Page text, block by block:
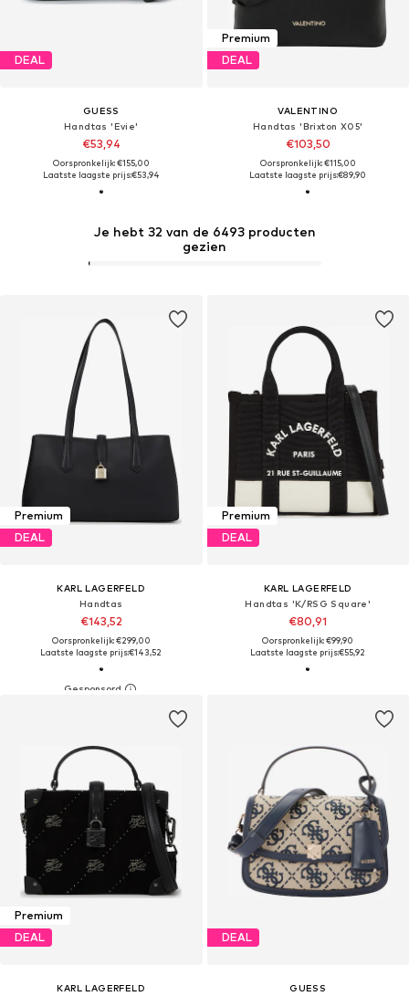
DEAL
GUESS
Handtas 'Evie'
€53,94
Oorspronkelijk: €155,00
Laatste laagste prijs:€53,94
Premium
DEAL
VALENTINO
Handtas 'Brixton X05'
€103,50
Oorspronkelijk: €115,00
Laatste laagste prijs:€89,90
Premium
DEAL
KARL LAGERFELD
Handtas
€143,52
Oorspronkelijk: €299,00
Laatste laagste prijs:€143,52
Je hebt 32 van de 6493 producten
gezien
Premium
DEAL
KARL LAGERFELD
Handtas 'K/RSG Square'
€80,91
Oorspronkelijk: €99,90
Laatste laagste prijs:€55,92
Premium
DEAL
KARL LAGERFELD
DEAL
GUESS